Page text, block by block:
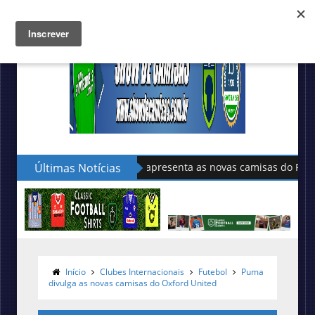
Últimas Notícias
Sudu apresenta as novas camisas do País de Gales
Início Clubes Internacionais Futebol
Puma
divulga as novas camisas do Oxford United